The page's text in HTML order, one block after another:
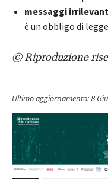
messaggi
è un obbligo di
© Riproduzione
Ultimo aggiornamento:8